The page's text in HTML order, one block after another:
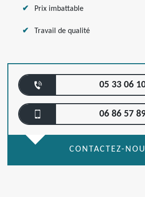
Prix imbattable
Travail de qualité
05 33 06
06 86 57
CONTACTEZ-